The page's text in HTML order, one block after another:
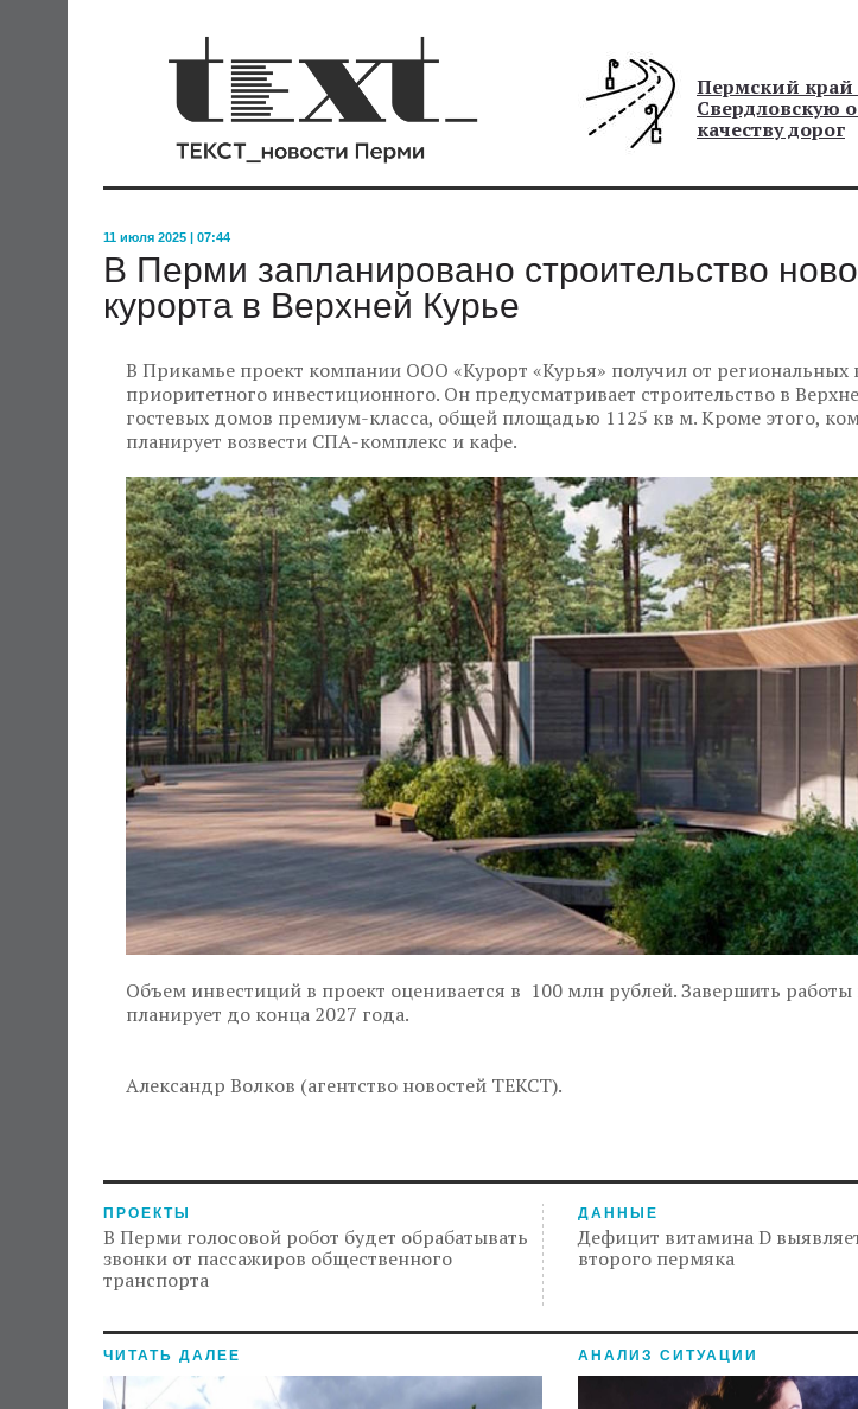
Пермский край
Свердловскую
качеству дорог
11 июля 2025 | 07:44
В Перми запланировано строительство
курорта в Верхней Курье
В Прикамье проект компании ООО «Курорт «Курья» получил от региональных
приоритетного инвестиционного. Он предусматривает строительство в
гостевых домов премиум-класса, общей площадью 1125 кв м. Кроме этого,
планирует возвести СПА-комплекс и кафе.
Объем инвестиций в проект оценивается в 100 млн рублей. Завершить
планирует до конца 2027 года.
Александр Волков (агентство новостей ТЕКСТ).
ПРОЕКТЫ
В Перми голосовой робот будет обрабатывать
звонки от пассажиров общественного
транспорта
ДАННЫЕ
Дефицит витамина D
второго пермяка
ЧИТАТЬ ДАЛЕЕ АНАЛИЗ СИТУАЦИИ